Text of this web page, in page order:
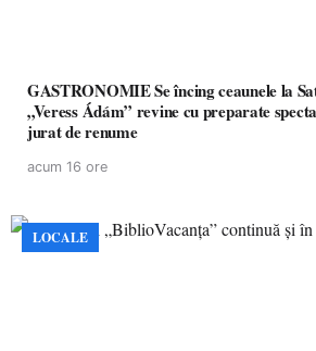
GASTRONOMIE Se încing ceaunele la Satu Mare! Concursul
„Veress Ádám” revine cu preparate
jurat de renume
acum 16 ore
LOCALE